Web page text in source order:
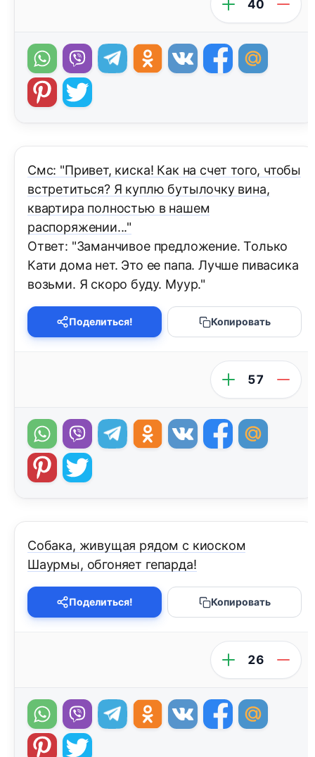
40
Смс: "Привет, киска! Как на счет того, чтобы
встретиться? Я куплю бутылочку вина,
квартира полностью в нашем
распоряжении..."
Ответ: "Заманчивое предложение. Только
Кати дома нет. Это ее папа. Лучше пивасика
возьми. Я скоро буду. Муур."
Поделиться! Копировать
57
Собака, живущая рядом с киоском
Шаурмы, обгоняет гепарда!
Поделиться! Копировать
26